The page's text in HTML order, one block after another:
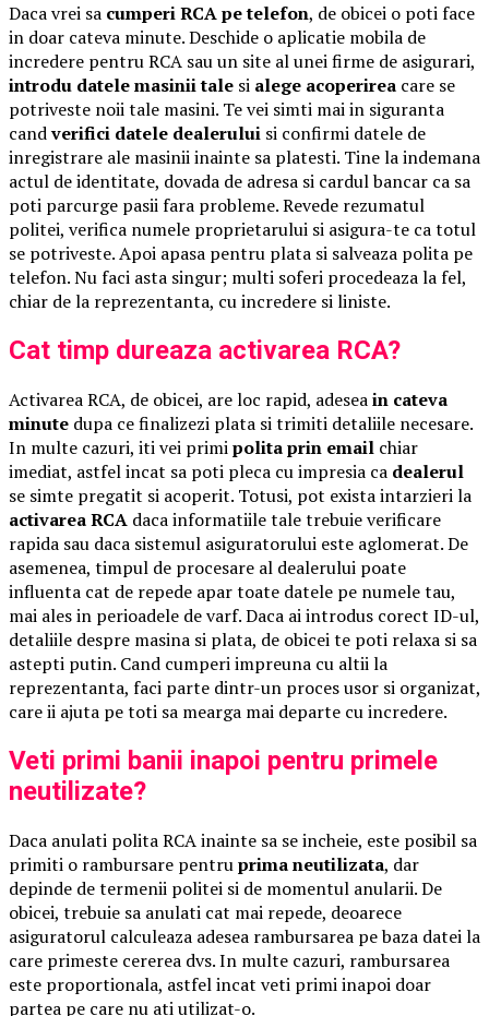
Daca vrei sa cumperi RCA pe telefon, de obicei o poti face
in doar cateva minute. Deschide o aplicatie mobila de
incredere pentru RCA sau un site al unei firme de asigurari,
introdu datele masinii tale si alege acoperirea care se
potriveste noii tale masini. Te vei simti mai in siguranta
candverifici datele dealerului si confirmi datele de
inregistrare ale masinii inainte sa platesti. Tine la indemana
actul de identitate, dovada de adresa si cardul bancar ca sa
poti parcurge pasii fara probleme. Revede rezumatul
politei, verifica numele proprietarului si asigura-te ca totul
se potriveste. Apoi apasa pentru plata si salveaza polita pe
telefon. Nu faci asta singur; multi soferi procedeaza la fel,
chiar de la reprezentanta, cu incredere si liniste.
Cat timp dureaza activarea RCA?
Activarea RCA, de obicei, are loc rapid, adeseain cateva
minute dupa ce finalizezi plata si trimiti detaliile necesare.
In multe cazuri, iti vei primipolita prin email chiar
imediat, astfel incat sa poti pleca cu impresia ca dealerul
se simte pregatit si acoperit. Totusi, pot exista intarzieri la
activarea RCA daca informatiile tale trebuie verificare
rapida sau daca sistemul asiguratorului este aglomerat. De
asemenea, timpul de procesare al dealerului poate
influenta cat de repede apar toate datele pe numele tau,
mai ales in perioadele de varf. Daca ai introdus corect ID-ul,
detaliile despre masina si plata, de obicei te poti relaxa si sa
astepti putin. Cand cumperi impreuna cu altii la
reprezentanta, faci parte dintr-un proces usor si organizat,
care ii ajuta pe toti sa mearga mai departe cu incredere.
Veti primi banii inapoi pentru primele
neutilizate?
Daca anulati polita RCA inainte sa se incheie, este posibil sa
primiti o rambursare pentruprima neutilizata, dar
depinde de termenii politei si de momentul anularii. De
obicei, trebuie sa anulati cat mai repede, deoarece
asiguratorul calculeaza adesea rambursarea pe baza datei la
care primeste cererea dvs. In multe cazuri, rambursarea
este proportionala, astfel incat veti primi inapoi doar
partea pe care nu ati utilizat-o.